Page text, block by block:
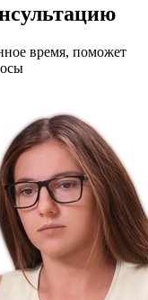
время, поможет